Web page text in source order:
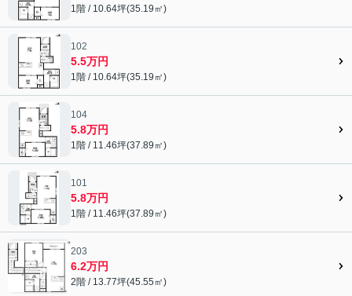
1階 / 10.64坪(35.19㎡)
102
5.5万円
1階 / 10.64坪(35.19㎡)
104
5.8万円
1階 / 11.46坪(37.89㎡)
101
5.8万円
1階 / 11.46坪(37.89㎡)
203
6.2万円
2階 / 13.77坪(45.55㎡)